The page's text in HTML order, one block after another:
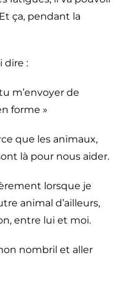
ça, pendant la
dire :
m’envoyer de
forme »
que les animaux,
là pour nous aider.
lorsque je
animal d’ailleurs,
entre lui et moi.
nombril et aller